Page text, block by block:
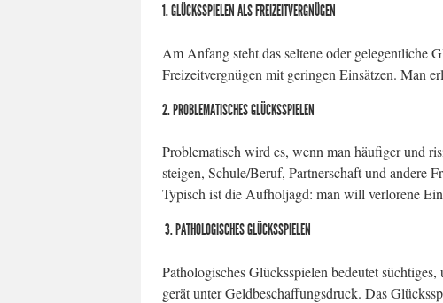
1. GLÜCKSSPIELEN ALS FREIZEITVERGNÜGEN
Am Anfang steht das seltene oder gelegentliche
Freizeitvergnügen mit geringen Einsätzen. Man
2. PROBLEMATISCHES GLÜCKSSPIELEN
Problematisch wird es, wenn man häufiger und
steigen, Schule/Beruf, Partnerschaft und andere
Typisch ist die Aufholjagd: man will verlorene
3. PATHOLOGISCHES GLÜCKSSPIELEN
Pathologisches Glücksspielen bedeutet
gerät unter Geldbeschaffungsdruck. Das